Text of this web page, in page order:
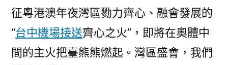
征粵港澳年夜灣區勠力齊心、融會發展的
“台中機場接送齊心之火”，即將在奧體中
間的主火把臺熊熊燃起。灣區盛會，我們